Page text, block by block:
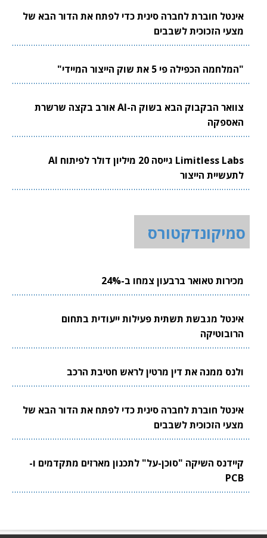
אינטל חוברת לחברה סינית כדי לפתח את הדור הבא של
מצעי הזכוכית לשבבים
"המלחמה הכפילה פי 5 את שוק הייצור המיידי"
צוואר הבקבוק הבא בשוק ה-AI אורב בקצה שרשרת
האספקה
Limitless Labs גייסה 20 מיליון דולר לפיתוח AI
לתעשיית הייצור
סמיקונדקטורס
מכירות טאואר ברבעון צמחו ב-24%
אינטל מגבשת תשתית פעילות ייעודית בתחום
הרובוטיקה
ולנס ממנה את דין מרטין לראש חטיבת הרכב
אינטל חוברת לחברה סינית כדי לפתח את הדור הבא של
מצעי הזכוכית לשבבים
קיידנס השיקה "סוכן-על" לתכנון מארזים מתקדמים ו-
PCB